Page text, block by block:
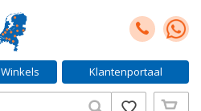
Winkels Klantenportaal